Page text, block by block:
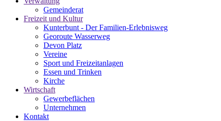
Gemeinderat
Freizeit und Kultur
Kunterbunt - Der Familien-Erlebnisweg
Georoute Wasserweg
Devon Platz
Vereine
Sport und Freizeitanlagen
Essen und Trinken
Kirche
Wirtschaft
Gewerbeflächen
Unternehmen
Kontakt